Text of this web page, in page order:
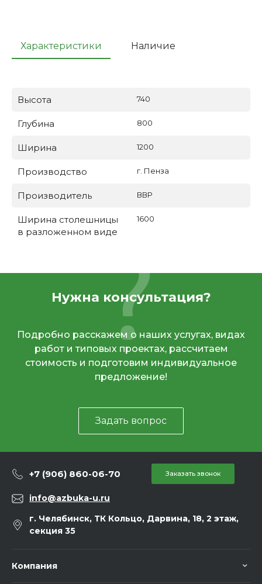
Характеристики Наличие
Высота 740
Глубина 800
Ширина 1200
Производство г. Пенза
Производитель ВВР
Ширина столешницы
в разложенном виде
1600
Нужна консультация?
Подробно расскажем о наших услугах, видах
работ и типовых проектах, рассчитаем
стоимость и подготовим индивидуальное
предложение!
Задать вопрос
+7 (906) 860-06-70 Заказать звонок
info@azbuka-u.ru
г. Челябинск, ТК Кольцо, Дарвина, 18, 2 этаж,
секция 35
Компания